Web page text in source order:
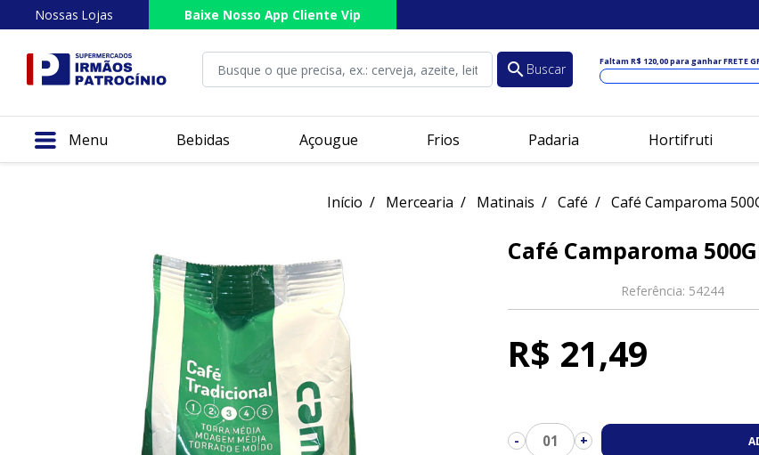
Nossas Lojas Baixe Nosso App Cliente Vip
search Buscar Faltam R$ 120,00para ganhar FRETE
Menu Bebidas Açougue Frios Padaria Hortifruti
Início Mercearia Matinais Café Café Camparoma
Café Camparoma
Referência: 54244
R$ 21,49
- 01 +